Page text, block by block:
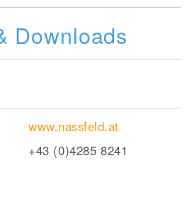
Downloads
www.nassfeld.at
+43 (0)4285 8241